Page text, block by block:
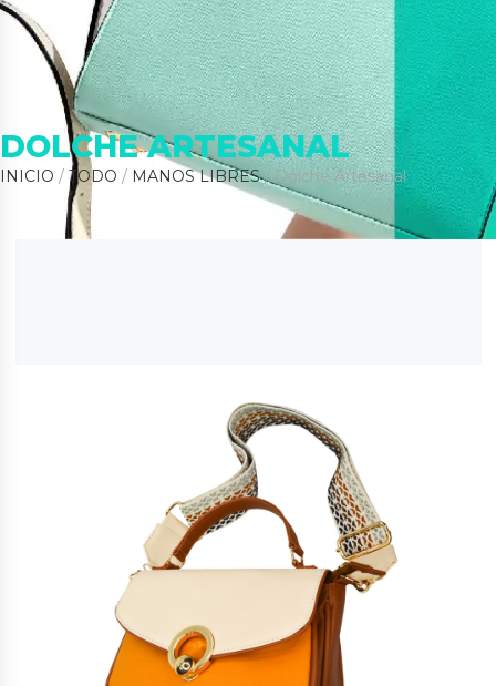
DOLCHE ARTESANAL
INICIO / TODO / MANOS LIBRES/ Dolche Artesanal